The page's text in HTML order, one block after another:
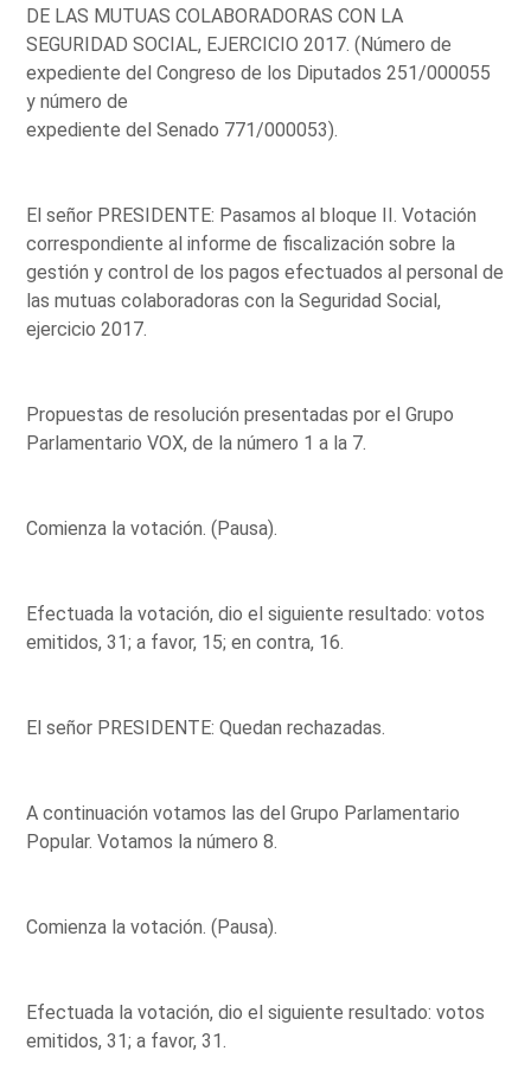
DE LAS MUTUAS COLABORADORAS CON LA
SEGURIDAD SOCIAL, EJERCICIO 2017. (Número de
expediente del Congreso de los Diputados 251/000055
y número de
expediente del Senado 771/000053).
El señor PRESIDENTE: Pasamos al bloque II. Votación
correspondiente al informe de fiscalización sobre la
gestión y control de los pagos efectuados al personal de
las mutuas colaboradoras con la Seguridad Social,
ejercicio 2017.
Propuestas de resolución presentadas por el Grupo
Parlamentario VOX, de la número 1 a la 7.
Comienza la votación. (Pausa).
Efectuada la votación, dio el siguiente resultado: votos
emitidos, 31; a favor, 15; en contra, 16.
El señor PRESIDENTE: Quedan rechazadas.
A continuación votamos las del Grupo Parlamentario
Popular. Votamos la número 8.
Comienza la votación. (Pausa).
Efectuada la votación, dio el siguiente resultado: votos
emitidos, 31; a favor, 31.